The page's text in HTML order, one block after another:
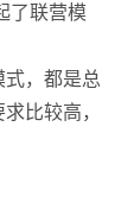
了联营模
，都是总
比较高，